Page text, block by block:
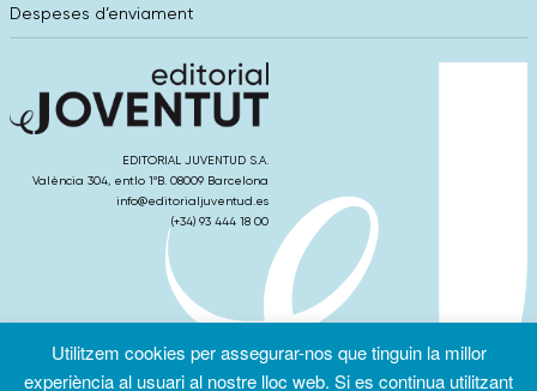
Despeses d’enviament
EDITORIAL JUVENTUD S.A.
València 304, entlo 1ºB. 08009 Barcelona
info@editorialjuventud.es
(+34) 93 444 18 00
Condicions
Política de
Política de
cookies
Utilitzem cookies per assegurar-nos que tinguin la millor
experiència al usuari al nostre lloc web. Si es continua utilitzant